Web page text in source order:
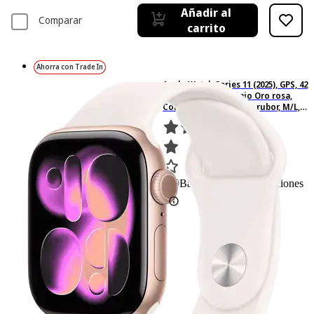
Comparar
Añadir al
carrito
Ahorra con Trade In
Apple Watch Series 11 (2025), GPS, 42
mm, Caja de aluminio Oro rosa,
Correa deportiva Rosa rubor, M/L,
Calidad del sueño, 24h Autonomía
389Basado en 389 valoraciones